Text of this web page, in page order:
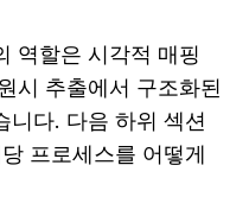
역할은 시각적 매핑
시 추출에서 구조화된
니다. 다음 하위 섹션
프로세스를 어떻게